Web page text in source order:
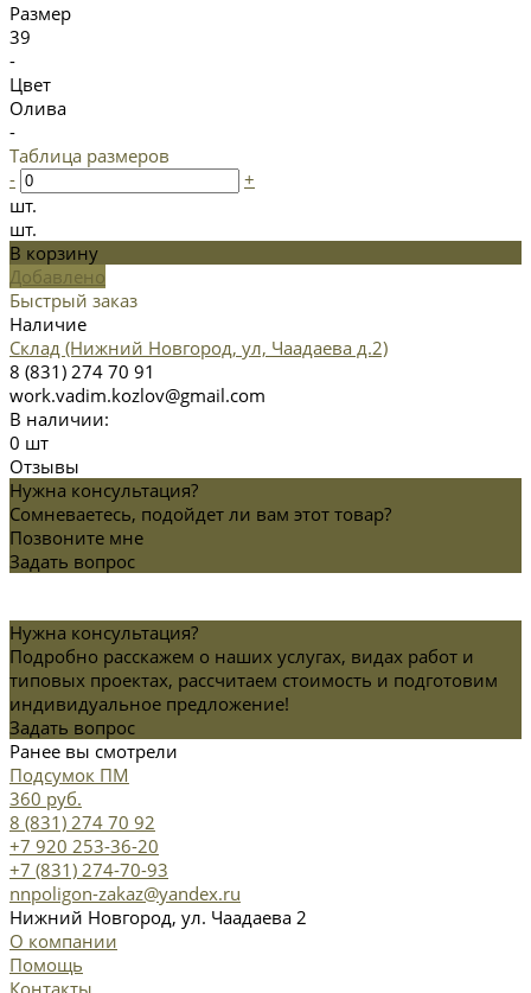
Размер
39
-
Цвет
Олива
-
Таблица размеров
-
+
шт.
шт.
В корзину
Добавлено
Быстрый заказ
Наличие
Склад (Нижний Новгород, ул, Чаадаева д.2)
8 (831) 274 70 91
work.vadim.kozlov@gmail.com
В наличии:
0 шт
Отзывы
Нужна консультация?
Сомневаетесь, подойдет ли вам этот товар?
Позвоните мне
Задать вопрос
Нужна консультация?
Подробно расскажем о наших услугах, видах работ и
типовых проектах, рассчитаем стоимость и подготовим
индивидуальное предложение!
Задать вопрос
Ранее вы смотрели
Подсумок ПМ
360 руб.
8 (831) 274 70 92
+7 920 253-36-20
+7 (831) 274-70-93
nnpoligon-zakaz@yandex.ru
Нижний Новгород, ул. Чаадаева 2
О компании
Помощь